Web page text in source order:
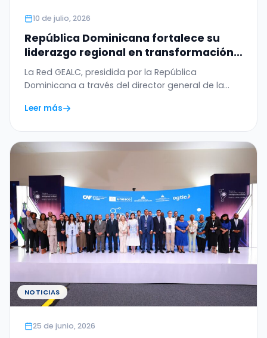
10 de julio, 2026
República Dominicana fortalece su
liderazgo regional en transformación
digital con el WSIS Prize 2026 otorgado
a la Red GEALC
La Red GEALC, presidida por la República
Dominicana a través del director general de la
Leer más
NOTICIAS
25 de junio, 2026